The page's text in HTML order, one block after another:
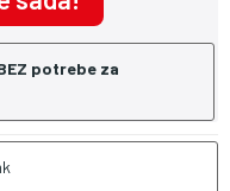
potrebe za